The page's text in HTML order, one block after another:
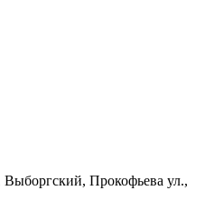
Прокофьева ул.,